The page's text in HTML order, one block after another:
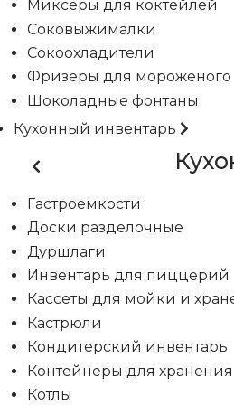
Миксеры для коктейлей
Соковыжималки
Сокоохладители
Фризеры для мороженого
Шоколадные фонтаны
Кухонный инвентарь
Гастроемкости
Доски разделочные
Дуршлаги
Инвентарь для пиццерий
Кассеты для мойки и
Кастрюли
Кондитерский инвентарь
Контейнеры для хранения
Котлы